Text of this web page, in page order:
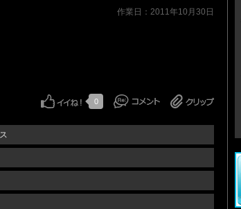
作業日：2011年10月30日
0